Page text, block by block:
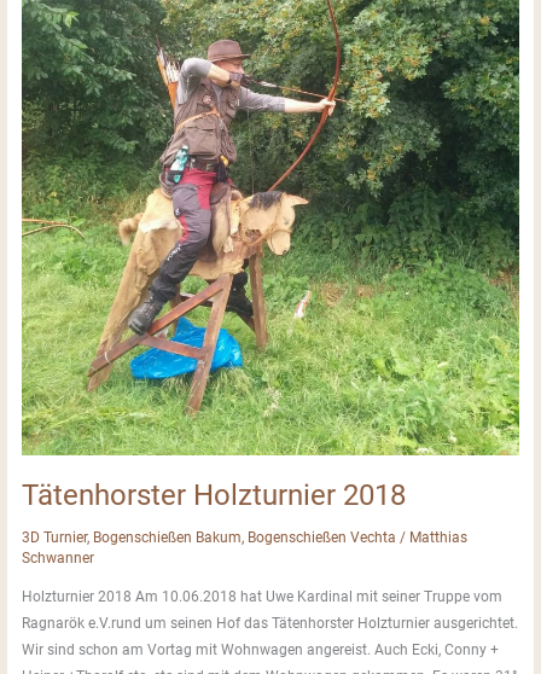
Tätenhorster Holzturnier 2018
3D Turnier, Bogenschießen Bakum, Bogenschießen Vechta / Matthias
Schwanner
Holzturnier 2018 Am 10.06.2018 hat Uwe Kardinal mit seiner Truppe vom
Ragnarök e.V.rund um seinen Hof das Tätenhorster Holzturnier ausgerichtet.
Wir sind schon am Vortag mit Wohnwagen angereist. Auch Ecki, Conny +